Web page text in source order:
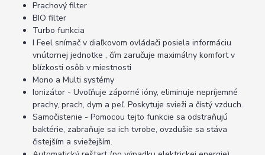
Prachový filter
BIO filter
Turbo funkcia
I Feel snímač v diaľkovom ovládači posiela informáciu
vnútornej jednotke , čím zaručuje maximálny komfort v
blízkosti osôb v miestnosti
Mono a Multi systémy
Ionizátor - Uvoľňuje záporné ióny, eliminuje nepríjemné
prachy, prach, dym a peľ. Poskytuje svieži a čístý vzduch.
Samočistenie - Pomocou tejto funkcie sa odstraňujú
baktérie, zabraňuje sa ich tvrobe, ovzdušie sa stáva
čistejším a sviežejším.